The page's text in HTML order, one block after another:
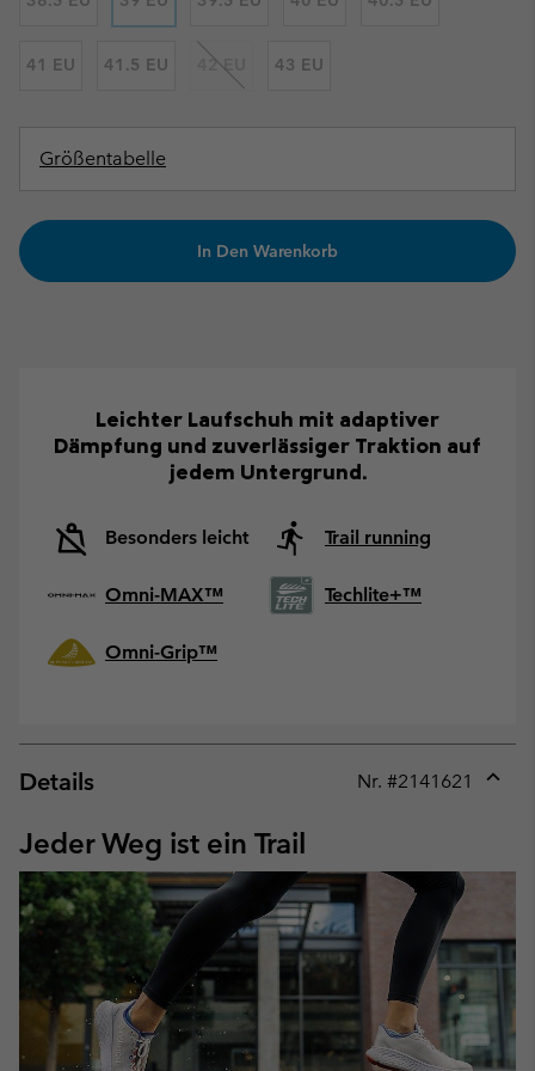
41 EU 41.5 EU 42 EU 43 EU
Größentabelle
In Den Warenkorb
Leichter Laufschuh mit adaptiver
Dämpfung und zuverlässiger Traktion auf
jedem Untergrund.
Besonders leicht Trail running
Omni-MAX™ Techlite+™
Omni-Grip™
Details Nr. #2141621
Jeder Weg ist ein Trail